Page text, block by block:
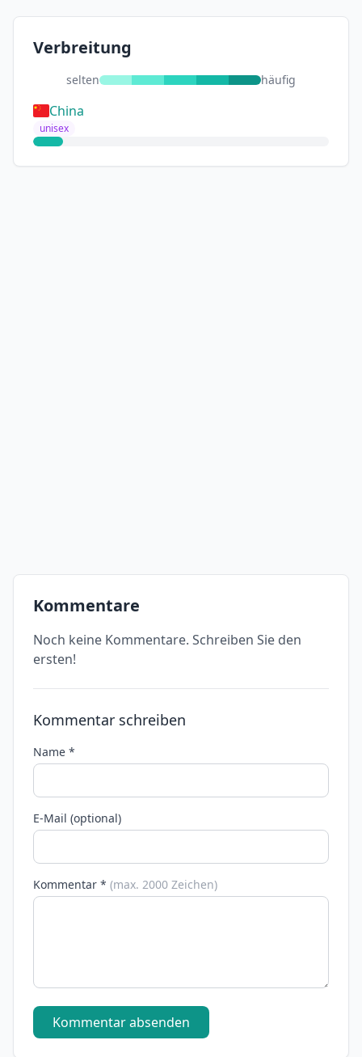
Verbreitung
selten häufig
China
unisex
Kommentare
Noch keine Kommentare. Schreiben Sie den
ersten!
Kommentar schreiben
Name *
E-Mail (optional)
Kommentar * (max. 2000 Zeichen)
Kommentar absenden